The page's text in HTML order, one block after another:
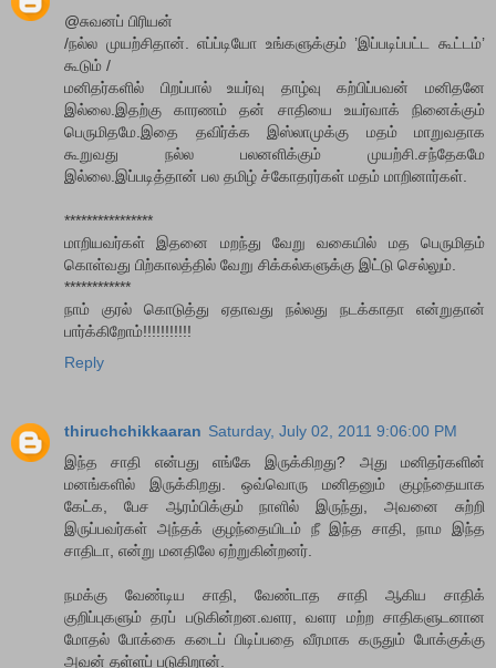
@சுவனப் பிரியன்
/நல்ல முயற்சிதான். எப்ப்டியோ உங்களுக்கும் ’இப்படிப்பட்ட கூட்டம்’
கூடும் /
மனிதர்களில் பிறப்பால் உயர்வு தாழ்வு கற்பிப்பவன் மனிதனே
இல்லை.இதற்கு காரணம் தன் சாதியை உயர்வாக் நினைக்கும்
பெருமிதமே.இதை தவிர்க்க இஸ்லாமுக்கு மதம் மாறுவதாக
கூறுவது நல்ல‌ பலனளிக்கும் முயற்சி.சந்தேகமே
இல்லை.இப்படித்தான் பல தமிழ் ச்கோதரர்கள் மதம் மாறினார்கள்.
****************
மாறியவர்கள் இதனை மறந்து வேறு வகையில் மத பெருமிதம்
கொள்வது பிற்காலத்தில் வேறு சிக்கல்களுக்கு இட்டு செல்லும்.
************
நாம் குரல் கொடுத்து ஏதாவது நல்லது நடக்காதா என்றுதான்
பார்க்கிறோம்!!!!!!!!!!!
Reply
thiruchchikkaaran Saturday, July 02, 2011 9:06:00 PM
இந்த‌ சாதி என்ப‌து எங்கே இருக்கிற‌து? அது ம‌னித‌ர்க‌ளின்
ம‌ன‌ங்க‌ளில் இருக்கிற‌து. ஒவ்வொரு ம‌னித‌னும் குழ‌ந்தையாக‌
கேட்க‌, பேச‌ ஆரம்பிக்கும் நாளில் இருந்து, அவ‌னை சுற்றி
இருப்ப‌வ‌ர்க‌ள் அந்த‌க் குழ‌ந்தையிட‌ம் நீ இந்த‌ சாதி, நாம இந்த‌
சாதிடா, என்று ம‌ன‌திலே ஏற்றுகின்ற‌ன‌ர்.
ந‌ம‌க்கு வேண்டிய‌ சாதி, வேண்டாத‌ சாதி ஆகிய‌ சாதிக்
குறிப்புக‌ளும் த‌ரப் ப‌டுகின்ற‌ன‌.வ‌ள‌ர‌, வ‌ள‌ர‌ ம‌ற்ற‌ சாதிக‌ளுட‌னான‌
மோத‌ல் போக்கை க‌டைப் பிடிப்ப‌தை வீர‌மாக க‌ருதும் போக்குக்கு
அவ‌ன் த‌ள்ள‌ப் ப‌டுகிறான்.